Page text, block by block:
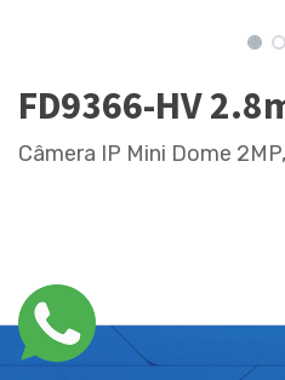
FD9366-HV
Câmera IP Mini Dome